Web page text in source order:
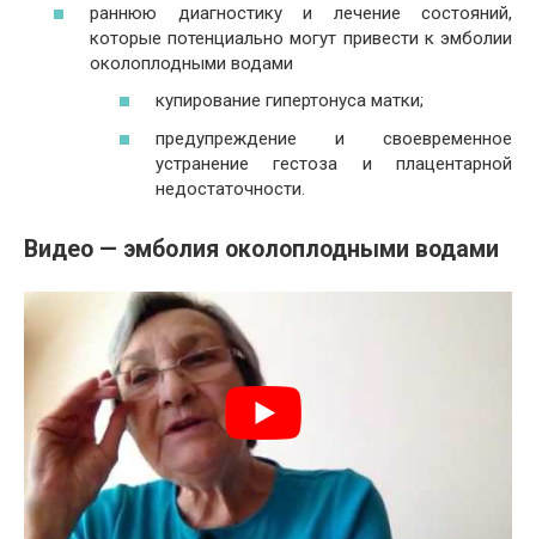
раннюю диагностику и лечение состояний,
которые потенциально могут привести к эмболии
околоплодными водами
купирование гипертонуса матки;
предупреждение и своевременное
устранение гестоза и плацентарной
недостаточности.
Видео — эмболия околоплодными водами